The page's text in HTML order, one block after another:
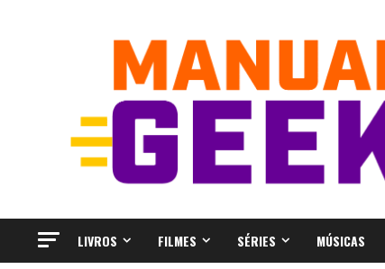
LIVROS FILMES SÉRIES MÚSICAS